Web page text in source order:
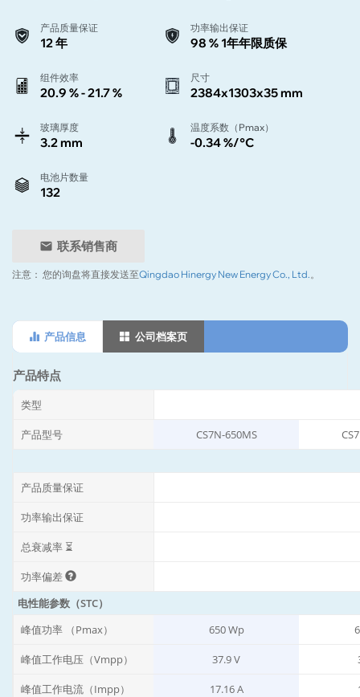
产品质量保证
12 年
功率输出保证
98 % 1年年限质保
组件效率
20.9 % - 21.7 %
尺寸
2384x1303x35 mm
玻璃厚度
3.2 mm
温度系数（Pmax）
-0.34 %/°C
电池片数量
132
联系销售商
注意： 您的询盘将直接发送至Qingdao Hinergy New Energy Co., Ltd. 。
产品信息 公司档案页
产品特点
类型
产品型号 CS7N-650MS
产品质量保证
功率输出保证
总衰减率 ⏳
功率偏差
电性能参数（STC）
峰值功率 （Pmax）
650 Wp
峰值工作电压（Vmpp） 37.9 V
峰值工作电流（Impp） 17.16 A